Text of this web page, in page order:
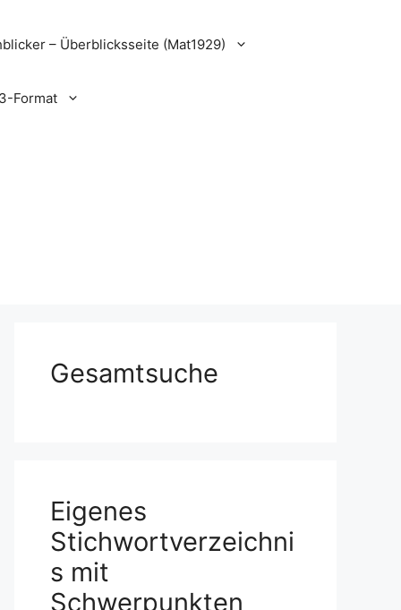
– Überblicksseite (Mat1929)
Format
Gesamtsuche
Eigenes
Stichwortverzeichni
s mit
Schwerpunkten